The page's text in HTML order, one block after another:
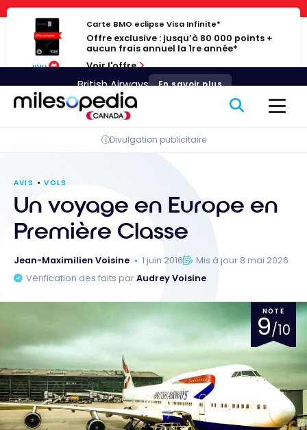
Panneau de gestion des cookies
Passer
contenu
Carte BMO eclipse Visa Infinite*
Offre exclusive : jusqu’à 80 000 points +
aucun frais annuel la 1re année*
Voir l'offre
Divulgation publicitaire
AVIS VOLS
Un voyage en Europe en
Première Classe
Jean-Maximilien Voisine 1 juin 2016
Mis à jour 8 mai 2026
Vérification des faits parAudrey Voisine
NOTE
9/10
British Airways En savoir plus